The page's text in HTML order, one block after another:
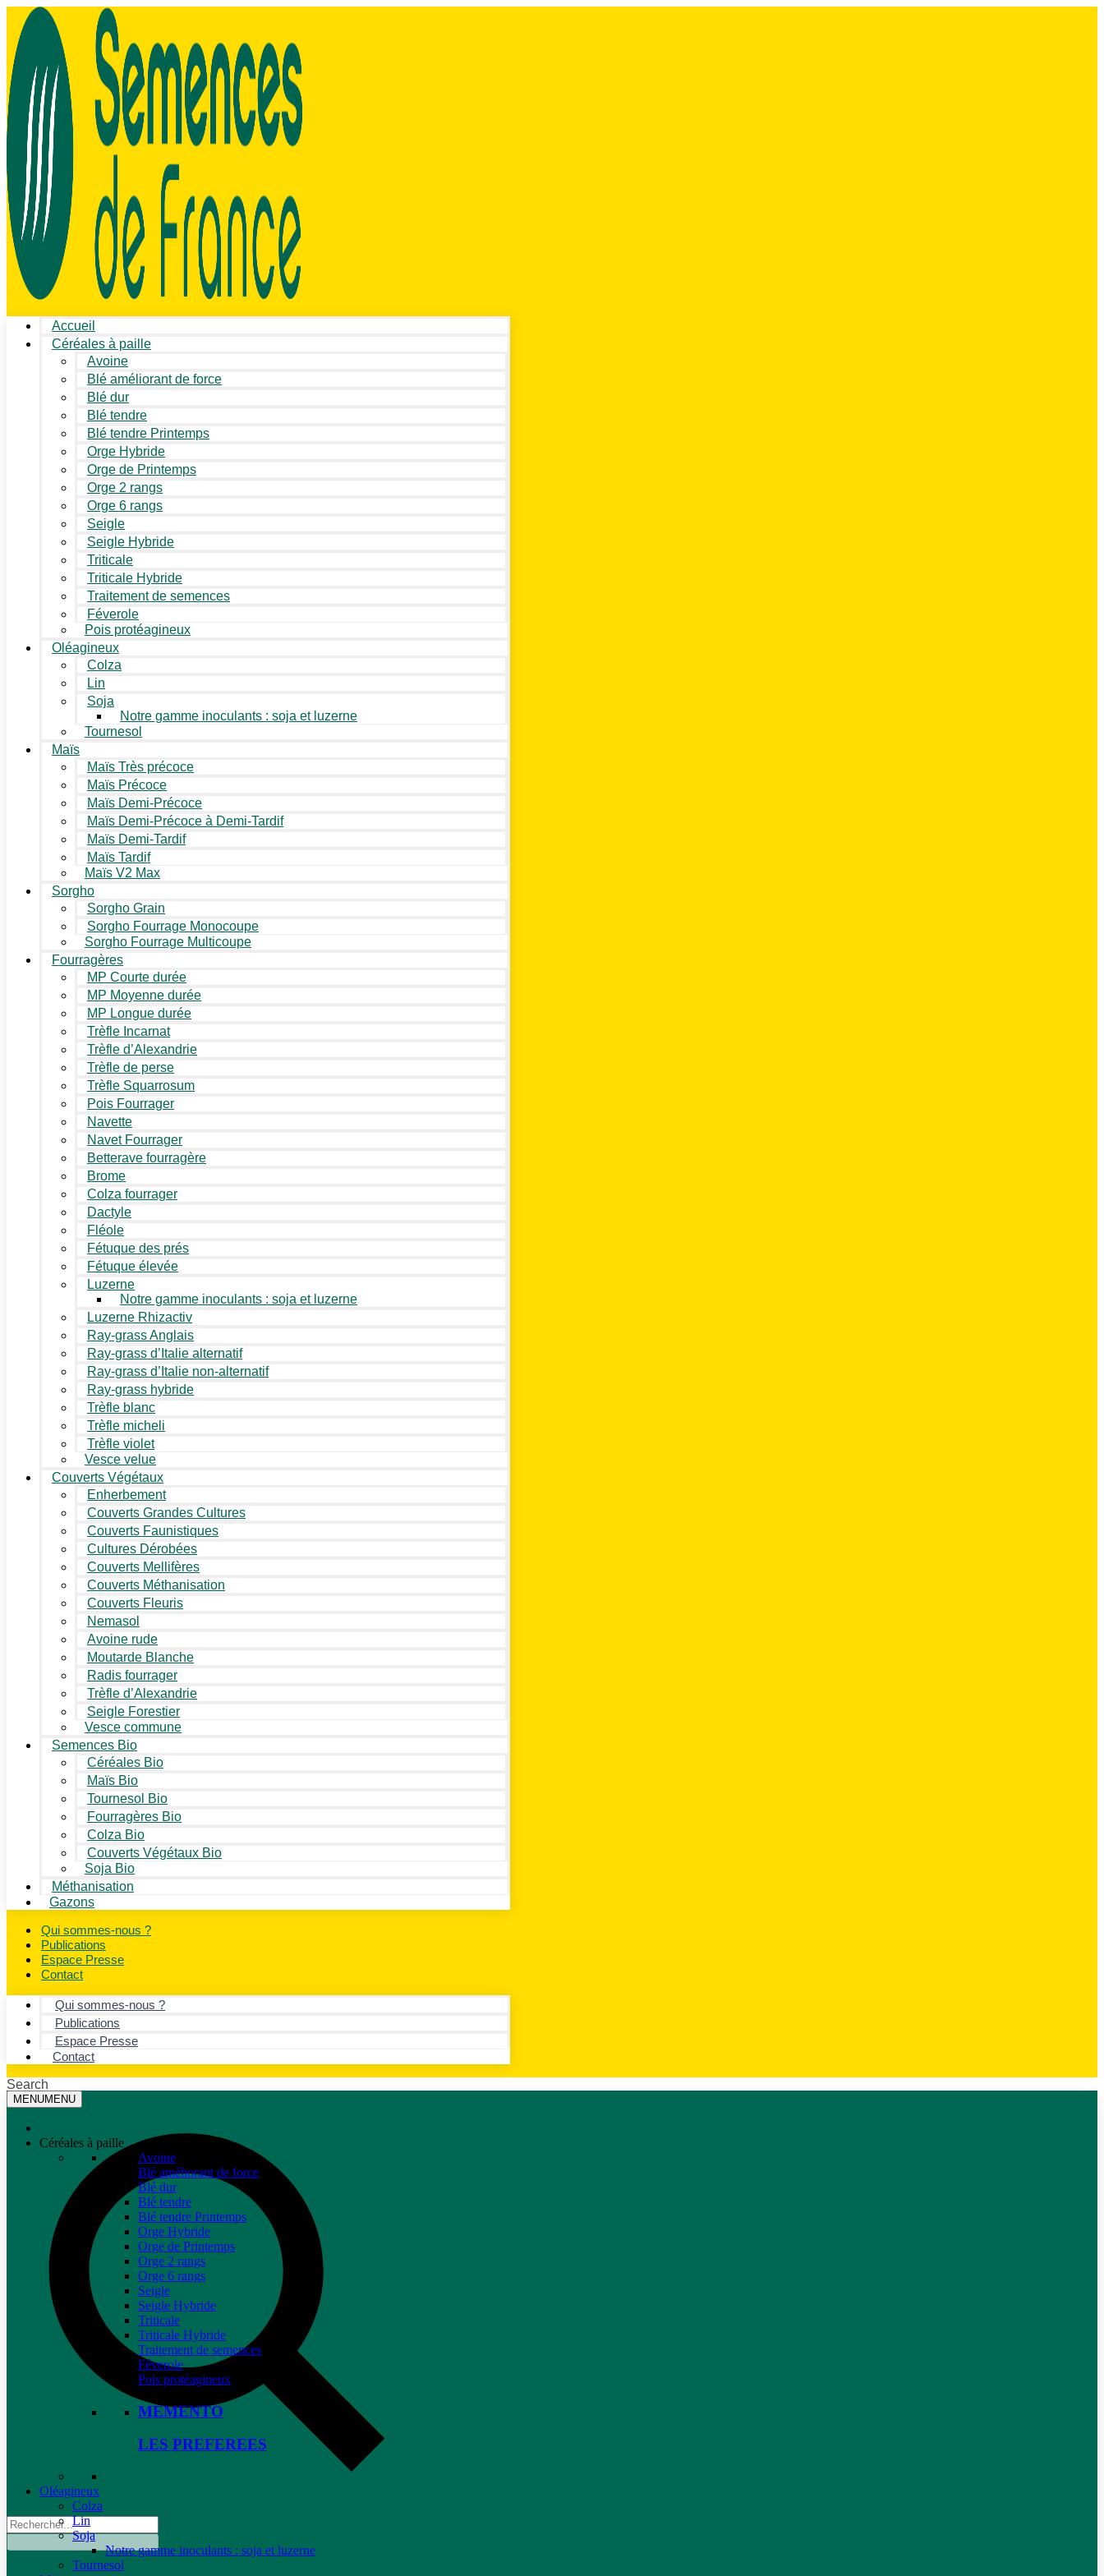
Accueil
Céréales à paille
Avoine
Blé améliorant de force
Blé dur
Blé tendre
Blé tendre Printemps
Orge Hybride
Orge de Printemps
Orge 2 rangs
Orge 6 rangs
Seigle
Seigle Hybride
Triticale
Triticale Hybride
Traitement de semences
Féverole
Pois protéagineux
Oléagineux
Colza
Lin
Soja
Notre gamme inoculants : soja et luzerne
Tournesol
Maïs
Maïs Très précoce
Maïs Précoce
Maïs Demi-Précoce
Maïs Demi-Précoce à Demi-Tardif
Maïs Demi-Tardif
Maïs Tardif
Maïs V2 Max
Sorgho
Sorgho Grain
Sorgho Fourrage Monocoupe
Sorgho Fourrage Multicoupe
Fourragères
MP Courte durée
MP Moyenne durée
MP Longue durée
Trèfle Incarnat
Trèfle d’Alexandrie
Trèfle de perse
Trèfle Squarrosum
Pois Fourrager
Navette
Navet Fourrager
Betterave fourragère
Brome
Colza fourrager
Dactyle
Fléole
Fétuque des prés
Fétuque élevée
Luzerne
Notre gamme inoculants : soja et luzerne
Luzerne Rhizactiv
Ray-grass Anglais
Ray-grass d’Italie alternatif
Ray-grass d’Italie non-alternatif
Ray-grass hybride
Trèfle blanc
Trèfle micheli
Trèfle violet
Vesce velue
Couverts Végétaux
Enherbement
Couverts Grandes Cultures
Couverts Faunistiques
Cultures Dérobées
Couverts Mellifères
Couverts Méthanisation
Couverts Fleuris
Nemasol
Avoine rude
Moutarde Blanche
Radis fourrager
Trèfle d’Alexandrie
Seigle Forestier
Vesce commune
Semences Bio
Céréales Bio
Maïs Bio
Tournesol Bio
Fourragères Bio
Colza Bio
Couverts Végétaux Bio
Soja Bio
Méthanisation
Gazons
Qui sommes-nous ?
Publications
Espace Presse
Contact
Qui sommes-nous ?
Publications
Espace Presse
Contact
Search
MENUMENU
Céréales à paille
Avoine
Blé améliorant de force
Blé dur
Blé tendre
Blé tendre Printemps
Orge Hybride
Orge de Printemps
Orge 2 rangs
Orge 6 rangs
Seigle
Seigle Hybride
Triticale
Triticale Hybride
Traitement de semences
Féverole
Pois protéagineux
MEMENTO
LES PREFEREES
Oléagineux
Colza
Lin
Soja
Notre gamme inoculants : soja et luzerne
Tournesol